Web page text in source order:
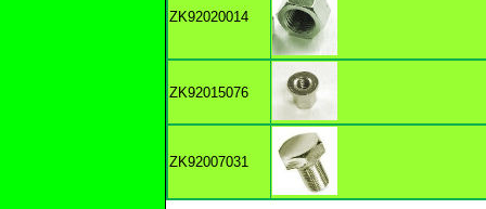
ZK92020014
ZK92015076
ZK92007031